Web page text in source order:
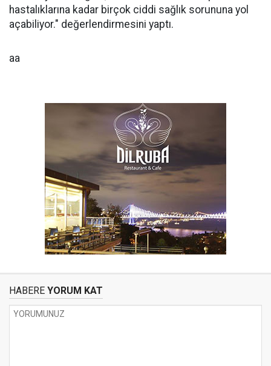
hastalıklarına kadar birçok ciddi sağlık sorununa yol
açabiliyor." değerlendirmesini yaptı.
aa
HABERE YORUM KAT